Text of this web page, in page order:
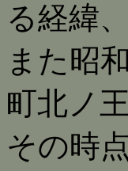
る経緯、
また昭
町北ノ
その時